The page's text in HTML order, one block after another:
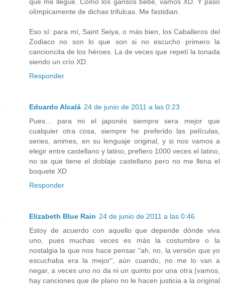
olímpicamente de dichas trifulcas. Me fastidian.
Eso sí: para mí, Saint Seiya, o más bien, los Caballeros del
Zodiaco no son lo que son si no escucho primero la
cancioncita de los héroes. La de veces que repetí la tonada
siendo un crío XD.
Responder
Eduardo Alcalá 24 de junio de 2011 a las 0:23
Pues... para mi el japonés siempre sera mejor que
cualquier otra cosa, siempre he preferido las películas,
series, animes, en su lenguaje original, y si nos vamos a
elegir entre castellano y latino, prefiero 1000 veces el latino,
no se que tiene el doblaje castellano pero no me llena el
boquete XD
Responder
Elizabeth Blue Rain 24 de junio de 2011 a las 0:46
Estoy de acuerdo con aquello que depende dónde viva
uno, pues muchas veces es más la costumbre o la
nostalgia la que nos hace pensar "ah, no, la versión que yo
escuchaba era la mejor", aún cuando, no me lo van a
negar, a veces uno no da ni un quinto por una otra (vamos,
hay canciones que de plano no le hacen justicia a la original